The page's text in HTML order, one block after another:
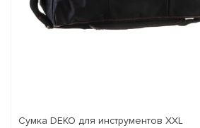
Сумка DEKO для инструментов XXL